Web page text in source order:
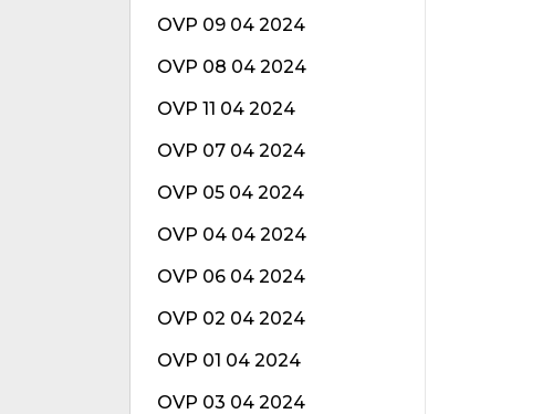
OVP 09 04 2024
OVP 08 04 2024
OVP 11 04 2024
OVP 07 04 2024
OVP 05 04 2024
OVP 04 04 2024
OVP 06 04 2024
OVP 02 04 2024
OVP 01 04 2024
OVP 03 04 2024